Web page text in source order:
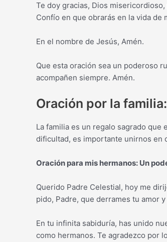
Te doy gracias, Dios
Confío en que obrarás en la vida
En el nombre de Jesús, Amén.
Que esta oración sea un poderoso
acompañen siempre. Amén.
Oración por la
La familia es un regalo sagrado que
dificultad, es importante unirnos en
Oración para mis hermanos: Un
Querido Padre Celestial, hoy me
pido, Padre, que derrames tu amor
En tu infinita sabiduría, has unido
como hermanos. Te agradezco por